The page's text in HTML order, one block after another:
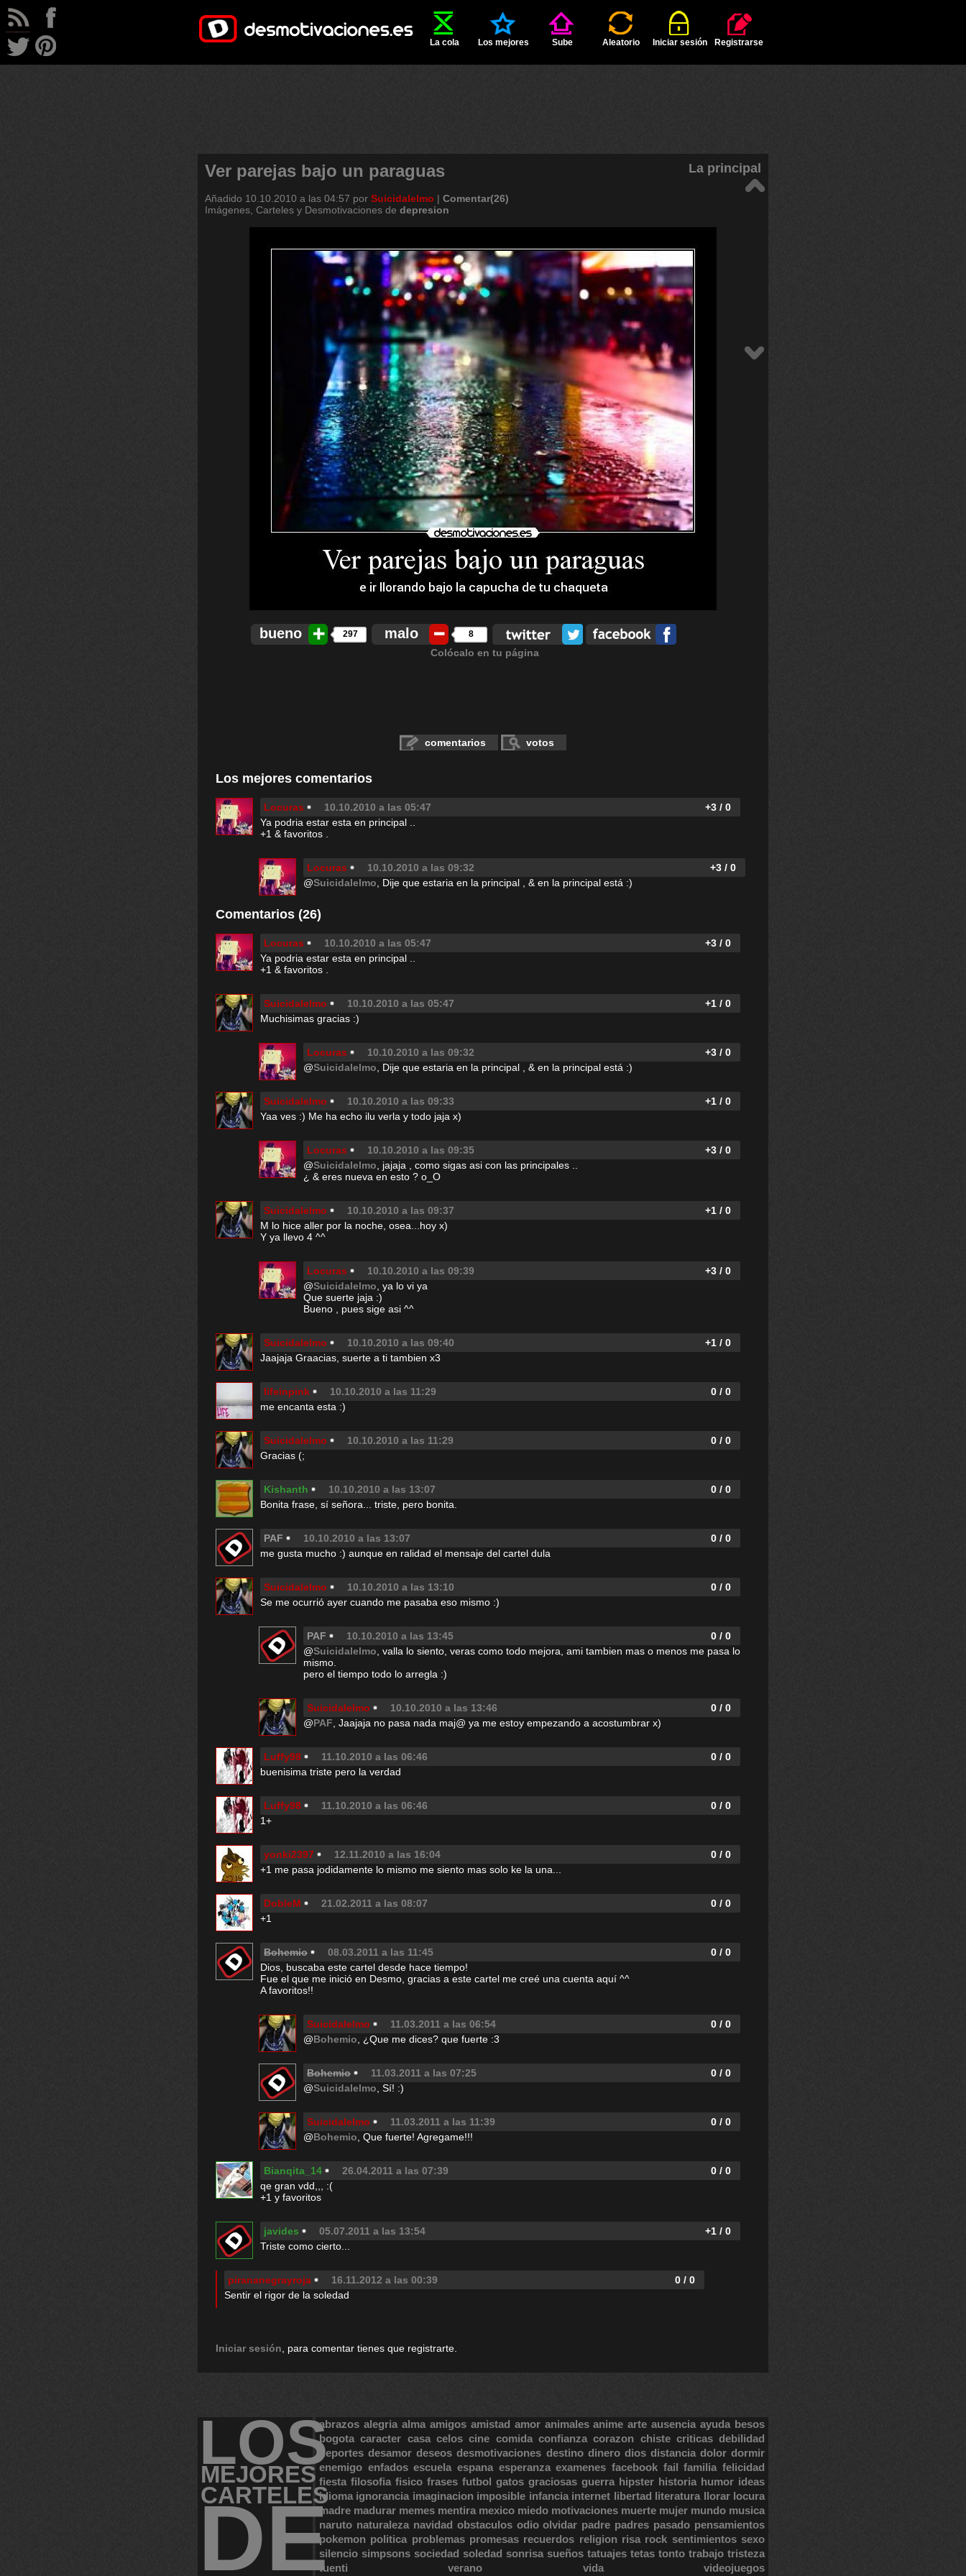
La cola Los mejores Sube Aleatorio Iniciar sesión Registrarse
Ver parejas bajo un paraguas La principal
Añadido 10.10.2010 a las 04:57 por Suicidalelmo | Comentar(26)
Imágenes, Carteles y Desmotivaciones de depresion
bueno 297 malo 8
Colócalo en tu página
comentarios votos
Los mejores comentarios
Locuras 10.10.2010 a las 05:47
+3 / 0
Ya podria estar esta en principal ..
+1 & favoritos .
Locuras 10.10.2010 a las 09:32
+3 / 0
@Suicidalelmo , Dije que estaria en la principal , & en la principal está :)
Comentarios (26)
Locuras 10.10.2010 a las 05:47
+3 / 0
Ya podria estar esta en principal ..
+1 & favoritos .
Suicidalelmo 10.10.2010 a las 05:47
+1 / 0
Muchisimas gracias :)
Locuras 10.10.2010 a las 09:32
+3 / 0
@Suicidalelmo , Dije que estaria en la principal , & en la principal está :)
Suicidalelmo 10.10.2010 a las 09:33
+1 / 0
Yaa ves :) Me ha echo ilu verla y todo jaja x)
Locuras 10.10.2010 a las 09:35
+3 / 0
@Suicidalelmo , jajaja , como sigas asi con las principales ..
¿ & eres nueva en esto ? o_O
Suicidalelmo 10.10.2010 a las 09:37
+1 / 0
M lo hice aller por la noche, osea...hoy x)
Y ya llevo 4 ^^
Locuras 10.10.2010 a las 09:39
+3 / 0
@Suicidalelmo , ya lo vi ya
Que suerte jaja :)
Bueno , pues sige asi ^^
Suicidalelmo 10.10.2010 a las 09:40
+1 / 0
Jaajaja Graacias, suerte a ti tambien x3
lifeinpink 10.10.2010 a las 11:29
0 / 0
me encanta esta :)
Suicidalelmo 10.10.2010 a las 11:29
0 / 0
Gracias (;
Kishanth 10.10.2010 a las 13:07
0 / 0
Bonita frase, sí señora... triste, pero bonita.
PAF 10.10.2010 a las 13:07
0 / 0
me gusta mucho :) aunque en ralidad el mensaje del cartel dula
Suicidalelmo 10.10.2010 a las 13:10
0 / 0
Se me ocurrió ayer cuando me pasaba eso mismo :)
PAF 10.10.2010 a las 13:45
0 / 0
@Suicidalelmo , valla lo siento, veras como todo mejora, ami tambien mas o menos me pasa lo
mismo.
pero el tiempo todo lo arregla :)
Suicidalelmo 10.10.2010 a las 13:46
0 / 0
@PAF , Jaajaja no pasa nada maj@ ya me estoy empezando a acostumbrar x)
Luffy98 11.10.2010 a las 06:46
0 / 0
buenisima triste pero la verdad
Luffy98 11.10.2010 a las 06:46
0 / 0
1+
yonki2397 12.11.2010 a las 16:04
0 / 0
+1 me pasa jodidamente lo mismo me siento mas solo ke la una...
DobleM 21.02.2011 a las 08:07
0 / 0
+1
Bohemio 08.03.2011 a las 11:45
0 / 0
Dios, buscaba este cartel desde hace tiempo!
Fue el que me inició en Desmo, gracias a este cartel me creé una cuenta aquí ^^
A favoritos!!
Suicidalelmo 11.03.2011 a las 06:54
0 / 0
@Bohemio , ¿Que me dices? que fuerte :3
Bohemio 11.03.2011 a las 07:25
0 / 0
@Suicidalelmo , Sí! :)
Suicidalelmo 11.03.2011 a las 11:39
0 / 0
@Bohemio , Que fuerte! Agregame!!!
Bianqita_14 26.04.2011 a las 07:39
0 / 0
qe gran vdd,,, :(
+1 y favoritos
javides 05.07.2011 a las 13:54
+1 / 0
Triste como cierto...
pirananegrayroja 16.11.2012 a las 00:39
0 / 0
Sentir el rigor de la soledad
Iniciar sesión , para comentar tienes que registrarte.
LOS
MEJORES
CARTELES
DE
abrazos alegria alma amigos amistad amor animales anime arte ausencia ayuda besos
bogota caracter casa celos cine comida confianza corazon chiste criticas debilidad
deportes desamor deseos desmotivaciones destino dinero dios distancia dolor dormir
enemigo enfados escuela espana esperanza examenes facebook fail familia felicidad
fiesta filosofia fisico frases futbol gatos graciosas guerra hipster historia humor ideas
idioma ignorancia imaginacion imposible infancia internet libertad literatura llorar locura
madre madurar memes mentira mexico miedo motivaciones muerte mujer mundo musica
naruto naturaleza navidad obstaculos odio olvidar padre padres pasado pensamientos
pokemon politica problemas promesas recuerdos religion risa rock sentimientos sexo
silencio simpsons sociedad soledad sonrisa sueños tatuajes tetas tonto trabajo tristeza
tuenti
verano vida videojuegos